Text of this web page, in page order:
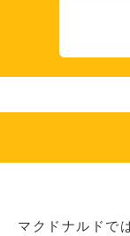
マクドナルドで